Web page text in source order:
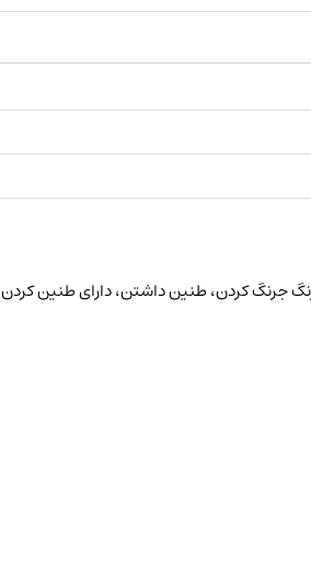
جرنگ کردن، طنین داشتن، دارای طنین کردن